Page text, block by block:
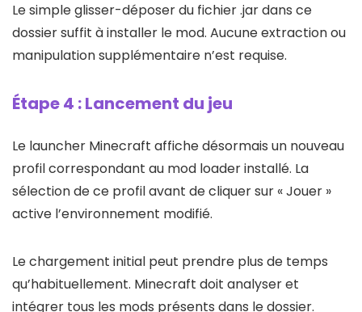
Le simple glisser-déposer du fichier .jar dans ce
dossier suffit à installer le mod. Aucune extraction ou
manipulation supplémentaire n’est requise.
Étape 4 : Lancement du jeu
Le launcher Minecraft affiche désormais un nouveau
profil correspondant au mod loader installé. La
sélection de ce profil avant de cliquer sur « Jouer »
active l’environnement modifié.
Le chargement initial peut prendre plus de temps
qu’habituellement. Minecraft doit analyser et
intégrer tous les mods présents dans le dossier.